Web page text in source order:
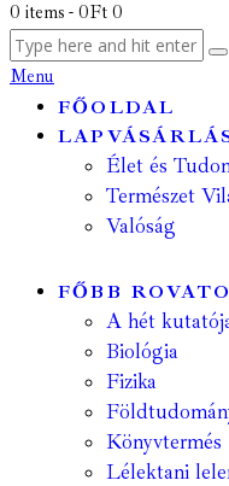
0 items - 0Ft 0
Menu
FŐOLDAL
Élet és
Természet
Valóság
FŐBB
A hét
Biológia
Fizika
Könyvtermés
Lélektani